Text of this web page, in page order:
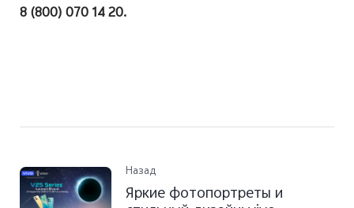
8 (800) 070 14 20.
Назад
Яркие фотопортреты и